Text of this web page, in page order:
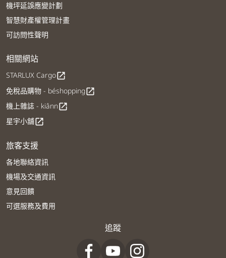
機坪延誤應變計劃
智慧財產權管理計畫
可訪問性聲明
相關網站
STARLUX Cargoopen_in_new
免稅品購物 - béshoppingopen_in_new
機上雜誌 - kiânnopen_in_new
星宇小舖open_in_new
旅客支援
各地聯絡資訊
機場及交通資訊
意見回饋
可選服務及費用
追蹤